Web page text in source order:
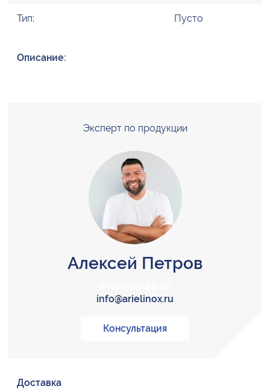
Тип: Пусто
Описание:
Эксперт по продукции
Алексей Петров
info@arielinox.ru
Консультация
Доставка